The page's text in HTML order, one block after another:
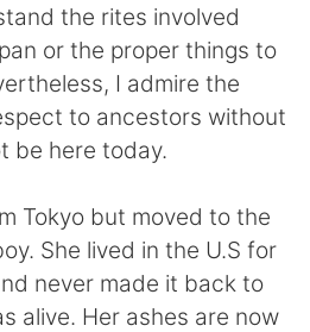
the rites involved
or the proper things to
I admire the
to ancestors without
be here today.
Tokyo but moved to the
She lived in the U.S for
never made it back to
alive. Her ashes are now